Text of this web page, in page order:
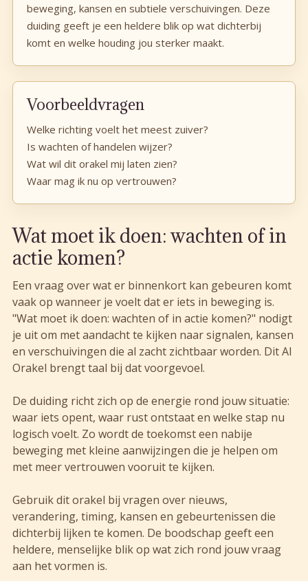
beweging, kansen en subtiele verschuivingen. Deze
duiding geeft je een heldere blik op wat dichterbij
komt en welke houding jou sterker maakt.
Voorbeeldvragen
Welke richting voelt het meest zuiver?
Is wachten of handelen wijzer?
Wat wil dit orakel mij laten zien?
Waar mag ik nu op vertrouwen?
Wat moet ik doen: wachten of in
actie komen?
Een vraag over wat er binnenkort kan gebeuren komt
vaak op wanneer je voelt dat er iets in beweging is.
"Wat moet ik doen: wachten of in actie komen?" nodigt
je uit om met aandacht te kijken naar signalen, kansen
en verschuivingen die al zacht zichtbaar worden. Dit AI
Orakel brengt taal bij dat voorgevoel.
De duiding richt zich op de energie rond jouw situatie:
waar iets opent, waar rust ontstaat en welke stap nu
logisch voelt. Zo wordt de toekomst een nabije
beweging met kleine aanwijzingen die je helpen om
met meer vertrouwen vooruit te kijken.
Gebruik dit orakel bij vragen over nieuws,
verandering, timing, kansen en gebeurtenissen die
dichterbij lijken te komen. De boodschap geeft een
heldere, menselijke blik op wat zich rond jouw vraag
aan het vormen is.